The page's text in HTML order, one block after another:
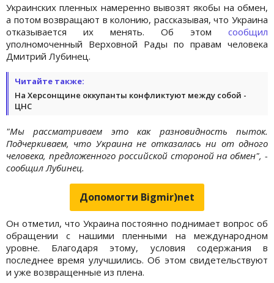
Украинских пленных намеренно вывозят якобы на обмен,
а потом возвращают в колонию, рассказывая, что Украина
отказывается их менять. Об этом сообщил
уполномоченный Верховной Рады по правам человека
Дмитрий Лубинец.
Читайте также:
На Херсонщине оккупанты конфликтуют между собой -
ЦНС
"Мы рассматриваем это как разновидность пыток.
Подчеркиваем, что Украина не отказалась ни от одного
человека, предложенного российской стороной на обмен", -
сообщил Лубинец.
Допомогти Bigmir)net
Он отметил, что Украина постоянно поднимает вопрос об
обращении с нашими пленными на международном
уровне. Благодаря этому, условия содержания в
последнее время улучшились. Об этом свидетельствуют
и уже возвращенные из плена.